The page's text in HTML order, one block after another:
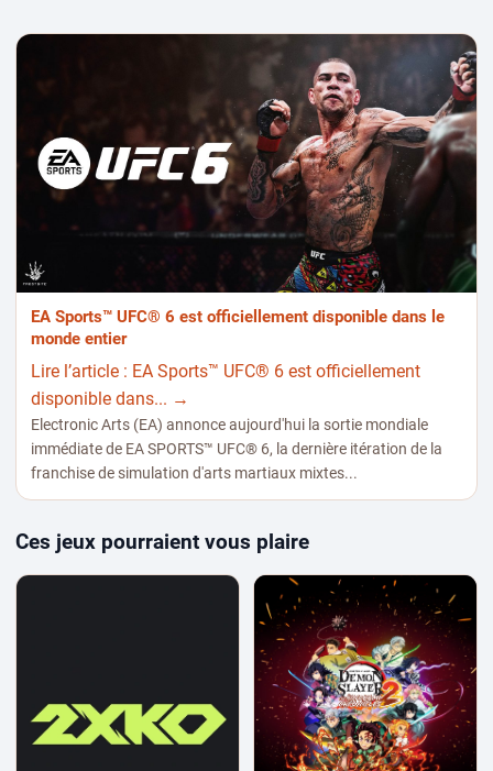
EA Sports™ UFC® 6 est officiellement disponible dans le
monde entier
Lire l’article : EA Sports™ UFC® 6 est officiellement
disponible dans... →
Electronic Arts (EA) annonce aujourd'hui la sortie mondiale
immédiate de EA SPORTS™ UFC® 6, la dernière itération de la
franchise de simulation d'arts martiaux mixtes...
Ces jeux pourraient vous plaire